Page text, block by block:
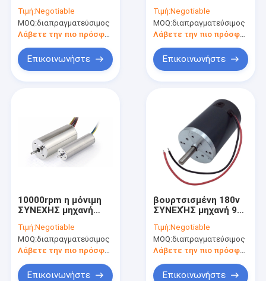
Σχετικά με εμάς
Βουρτσισμένη ΣΥΝΕΧΗΣ μηχανή
Αβούρτσιστη ΣΥΝΕΧΗΣ μηχανή
48v 2000w
εσωκλειόμενη
συνολικά
Τιμή:Negotiable
MOQ:διαπραγματεύσιμος
Λάβετε την πιο πρόσφατη τιμή
Επικοινωνήστε
ροπής ΣΥΝΕΧΏΝ
μηχανών υψηλός
Τιμή:Negotiable
MOQ:διαπραγματεύσιμος
Λάβετε την πιο πρόσφατη τιμή
Επικοινωνήστε
10000rpm η μόνιμη
ΣΥΝΕΧΗΣ μηχανή
συνολικά 12V 24V OD
63mm
Τιμή:Negotiable
MOQ:διαπραγματεύσιμος
Λάβετε την πιο πρόσφατη τιμή
Επικοινωνήστε
βουρτσισμένη 180v
ΣΥΝΕΧΉΣ μηχανή 90v
4800rpm
Τιμή:Negotiable
MOQ:διαπραγματεύσιμος
Λάβετε την πιο πρόσφατη τιμή
Επικοινωνήστε